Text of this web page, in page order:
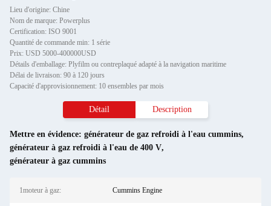
Lieu d'origine: Chine
Nom de marque: Powerplus
Certification: ISO 9001
Quantité de commande min: 1 série
Prix: USD 5000-400000USD
Détails d'emballage: Plyfilm ou contreplaqué adapté à la navigation maritime
Délai de livraison: 90 à 120 jours
Capacité d'approvisionnement: 10 ensembles par mois
Détail Description
Mettre en évidence: générateur de gaz refroidi à l'eau cummins,
générateur à gaz refroidi à l'eau de 400 V,
générateur à gaz cummins
1moteur à gaz: Cummins Engine